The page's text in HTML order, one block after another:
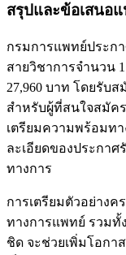
สรุปและข้อเสนอแ
กรมการแพทย์ประก
สายวิชาการจำนวน
27,960 บาท โดยรับ
สำหรับผู้ที่สนใจสมัค
เตรียมความพร้อมท
ละเอียดของประกาศ
ทางการ
การเตรียมตัวอย่าง
ทางการแพทย์ รวมทั้
ชิด จะช่วยเพิ่มโอกา